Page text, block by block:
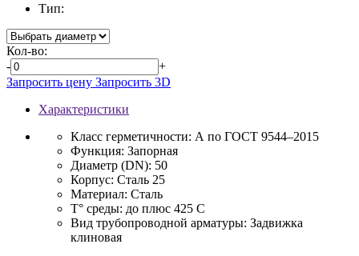
Тип:
Кол-во:
-
+
Запросить цену Запросить 3D
Характеристики
Класс герметичности: А по ГОСТ 9544–2015
Функция: Запорная
Диаметр (DN): 50
Корпус: Сталь 25
Материал: Сталь
T° среды: до плюс 425 С
Вид трубопроводной арматуры: Задвижка
клиновая